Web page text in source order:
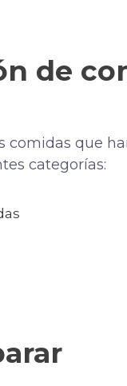
de
comidas que
categorías: